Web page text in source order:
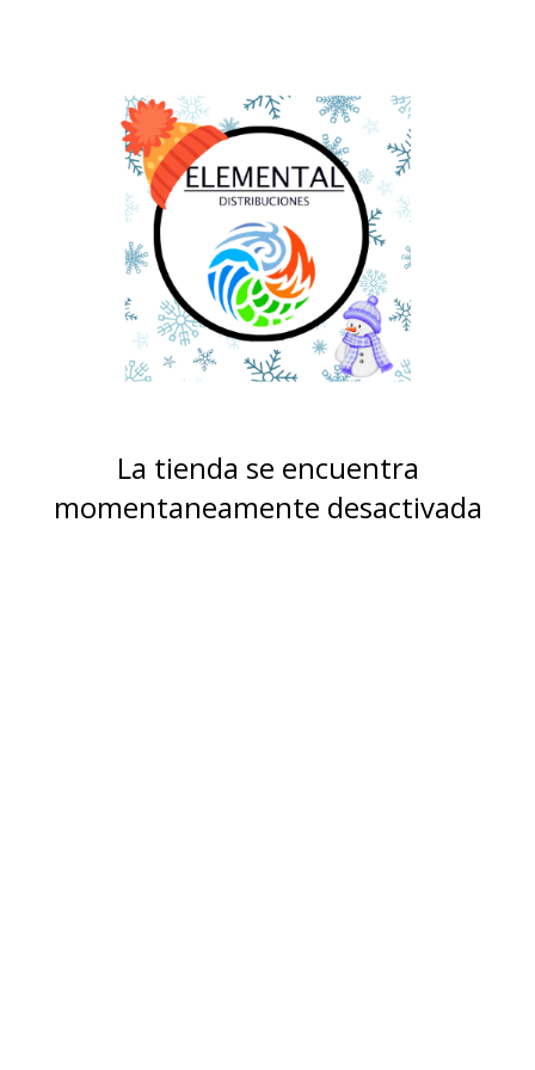
La tienda se encuentra
momentaneamente desactivada